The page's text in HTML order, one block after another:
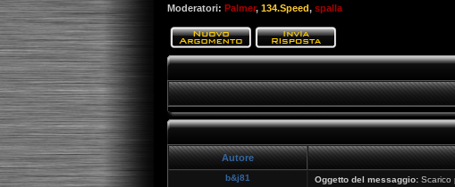
Moderatori: Palmer, 134.Speed, spalla
Autore
b&j81 Oggetto del messaggio: Scarico